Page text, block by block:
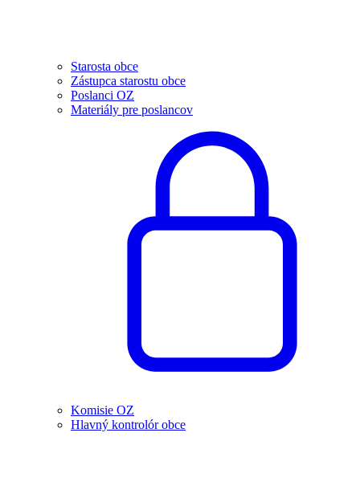
Starosta obce
Zástupca starostu obce
Poslanci OZ
Materiály pre poslancov
Komisie OZ
Hlavný kontrolór obce